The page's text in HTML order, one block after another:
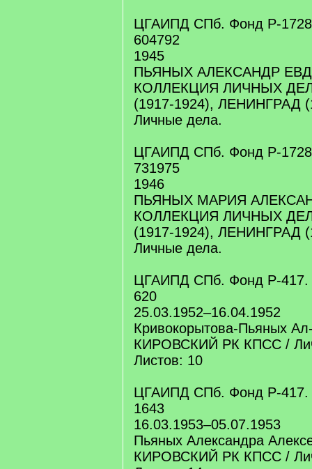
ЦГАИПД СПб. Фонд Р-
604792
1945
ПЬЯНЫХ АЛЕКСАНДР
КОЛЛЕКЦИЯ ЛИЧНЫХ
(1917-1924), ЛЕНИНГРАД
Личные дела.
ЦГАИПД СПб. Фонд Р-
731975
1946
ПЬЯНЫХ МАРИЯ
КОЛЛЕКЦИЯ ЛИЧНЫХ
(1917-1924), ЛЕНИНГРАД
Личные дела.
ЦГАИПД СПб. Фонд Р-417.
620
25.03.1952–16.04.1952
Кривокорытова-Пьяных
КИРОВСКИЙ РК КПСС /
Листов: 10
ЦГАИПД СПб. Фонд Р-417.
1643
16.03.1953–05.07.1953
Пьяных Александра
КИРОВСКИЙ РК КПСС /